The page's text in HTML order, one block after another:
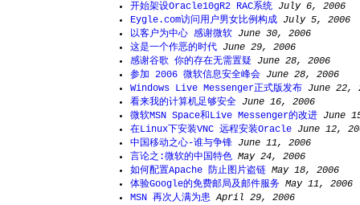
开始架设Oracle10gR2 RAC系统 July 6, 2006
Eygle.com访问用户男女比例构成 July 5, 2006
以客户为中心 感谢微软 June 30, 2006
这是一个作恶的时代 June 29, 2006
感谢谷歌 你的存在无需置疑 June 28, 2006
参加 2006 微软信息安全峰会 June 28, 2006
Windows Live Messenger正式版发布 June 22,
看来我的计算机足够安全 June 16, 2006
微软MSN Space和Live Messenger的改进 June
在Linux下安装VNC 远程安装Oracle June 12,
中国移动之心-谁与争锋 June 11, 2006
言论之:微软的中国特色 May 24, 2006
如何配置Apache 防止图片盗链 May 18, 2006
体验Google的免费邮局及邮件服务 May 11, 2006
MSN 再次人满为患 April 29, 2006